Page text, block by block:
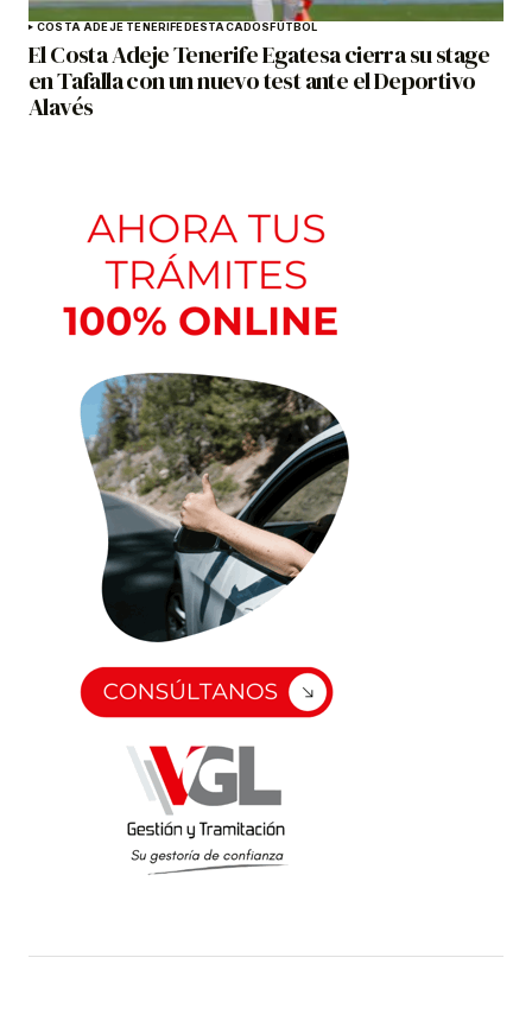
COSTA ADEJE TENERIFE DESTACADOS FÚTBOL
El Costa Adeje Tenerife Egatesa cierra su stage
en Tafalla con un nuevo test ante el Deportivo
Alavés